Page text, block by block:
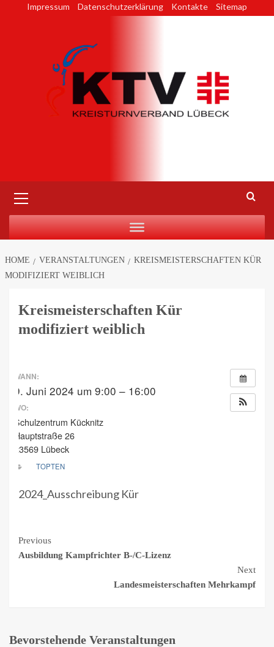
Impressum Datenschutzerklärung Kontakte Sitemap
Menu
HOME VERANSTALTUNGEN
KREISMEISTERSCHAFTEN KÜR
MODIFIZIERT WEIBLICH
Kreismeisterschaften Kür
modifiziert weiblich
WANN:
9. Juni 2024 um 9:00 – 16:00
WO:
Schulzentrum Kücknitz
Hauptstraße 26
23569 Lübeck
TOPTEN
2024_Ausschreibung Kür
Continue
Previous
Ausbildung Kampfrichter B-/C-Lizenz
Next
Landesmeisterschaften Mehrkampf
Bevorstehende Veranstaltungen